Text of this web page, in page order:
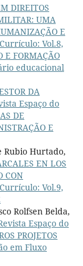
DIREITOS
UMA
E
Vol.8,
E FORMAÇÃO
educacional
DA
Espaço do
DE
E
Rubio Hurtado,
EN LOS
CON
Vol.9,
Rolfsen Belda,
Espaço do
PROJETOS
em Fluxo